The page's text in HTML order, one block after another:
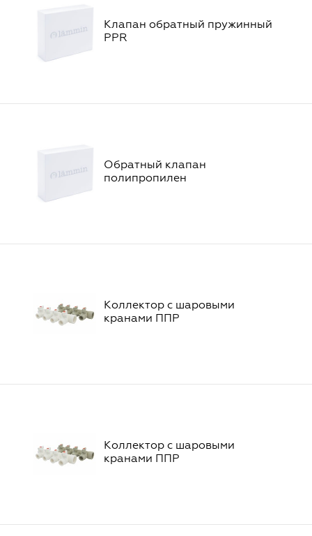
Клапан обратный пружинный
PPR
Обратный клапан
полипропилен
Коллектор с шаровыми
кранами ППР
Коллектор с шаровыми
кранами ППР